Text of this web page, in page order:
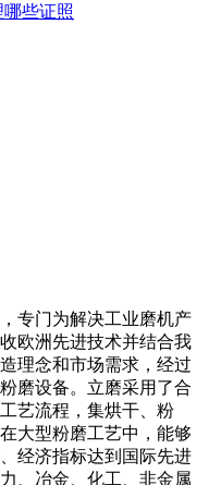
些证照
专门为解决工业磨机产
欧洲先进技术并结合我
理念和市场需求，经过
磨设备。立磨采用了合
艺流程，集烘干、粉
大型粉磨工艺中，能够
经济指标达到国际先进
、冶金、化工、非金属